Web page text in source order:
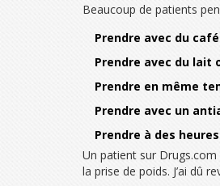
Beaucoup de patients
Prendre avec du café
Prendre avec du lait
Prendre en même
Prendre avec un
Prendre à des
Un patient sur Drugs.com
la prise de poids. J’ai dû